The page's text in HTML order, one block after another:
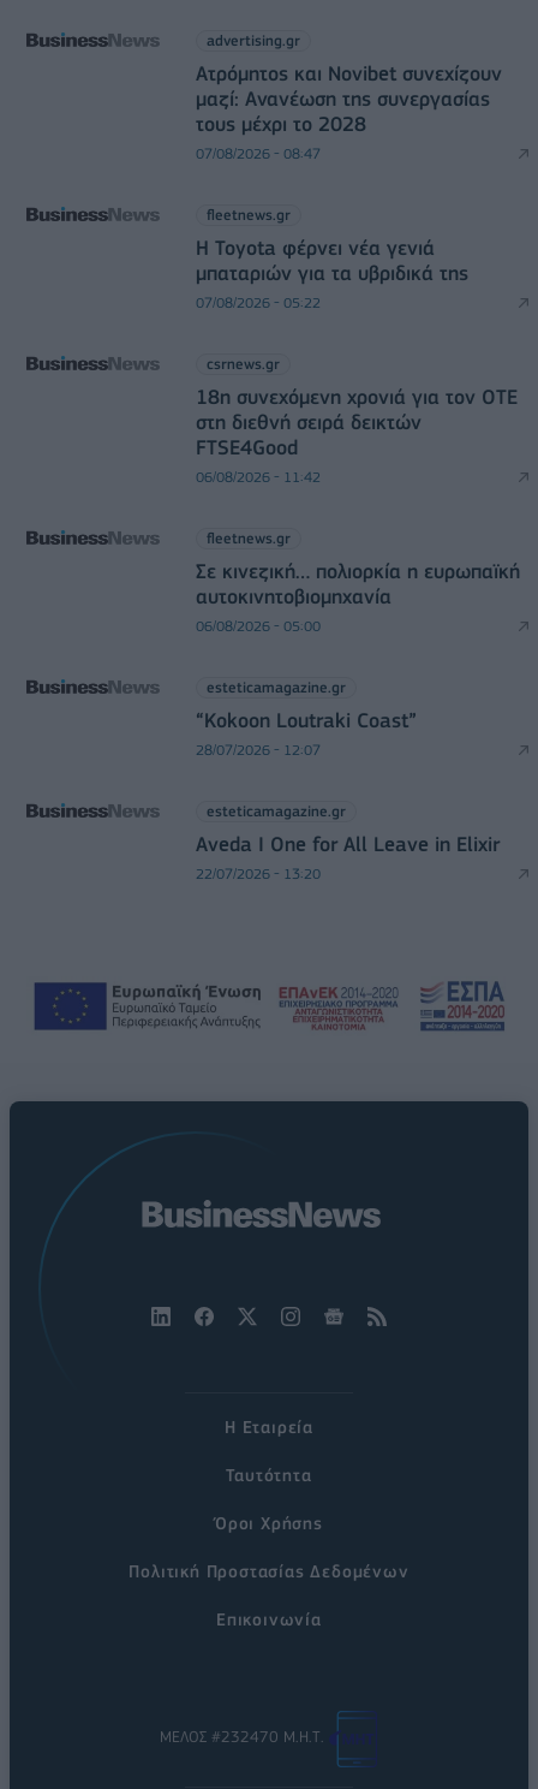
advertising.gr
Ατρόμητος και Novibet συνεχίζουν
μαζί: Ανανέωση της συνεργασίας
τους μέχρι το 2028
07/08/2026 - 08:47
fleetnews.gr
Η Toyota φέρνει νέα γενιά
μπαταριών για τα υβριδικά της
07/08/2026 - 05:22
csrnews.gr
18η συνεχόμενη χρονιά για τον ΟΤΕ
στη διεθνή σειρά δεικτών
FTSE4Good
06/08/2026 - 11:42
fleetnews.gr
Σε κινεζική… πολιορκία η ευρωπαϊκή
αυτοκινητοβιομηχανία
06/08/2026 - 05:00
esteticamagazine.gr
“Kokoon Loutraki Coast”
28/07/2026 - 12:07
esteticamagazine.gr
Aveda I One for All Leave in Elixir
22/07/2026 - 13:20
Η Εταιρεία
Ταυτότητα
Όροι Χρήσης
Πολιτική Προστασίας Δεδομένων
Επικοινωνία
ΜΕΛΟΣ #232470 Μ.Η.Τ.